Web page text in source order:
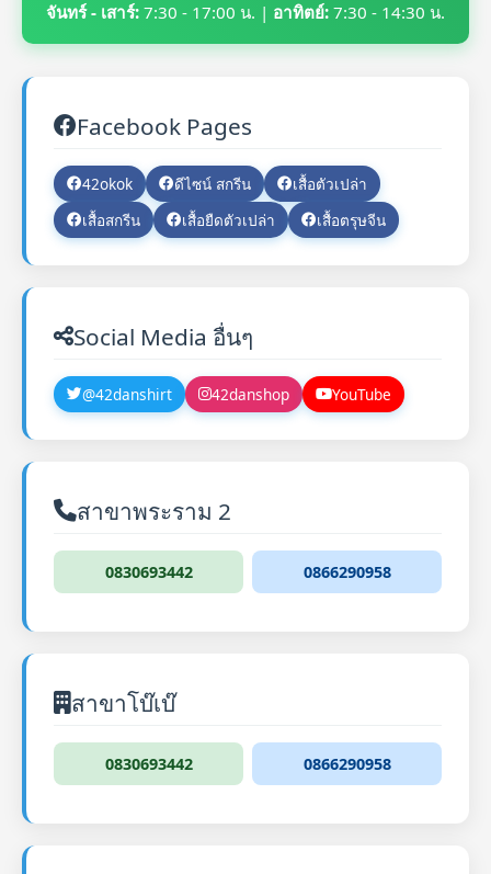
จันทร์ - เสาร์: 7:30 - 17:00 น. | อาทิตย์: 7:30 - 14:30 น.
Facebook Pages
42okok ดีไซน์ สกรีน
เสื้อตัวเปล่า
เสื้อสกรีน
เสื้อยืดตัวเปล่า เสื้อตรุษจีน
Social Media อื่นๆ
@42danshirt 42danshop YouTube
สาขาพระราม 2
0830693442 0866290958
สาขาโบ๊เบ๊
0830693442 0866290958